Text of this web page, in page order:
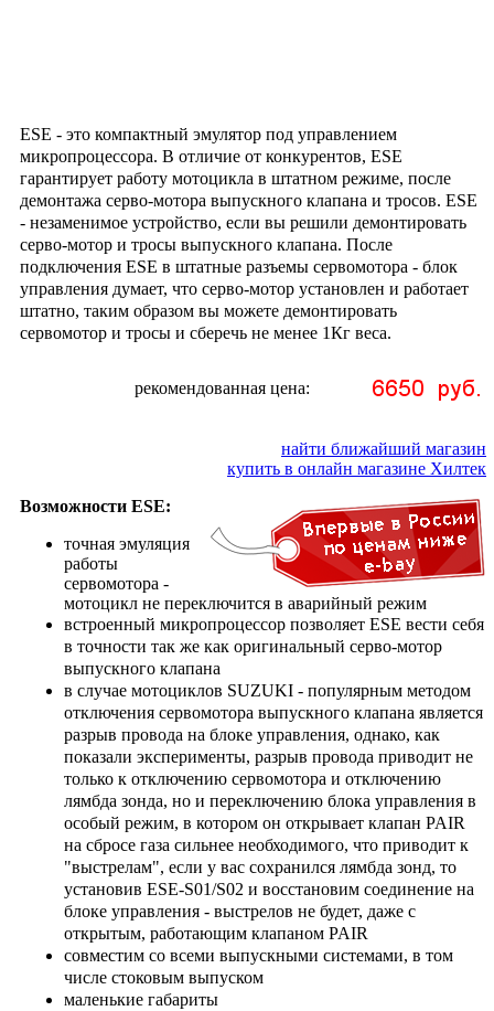
ESE - это компактный эмулятор под управлением
микропроцессора. В отличие от конкурентов, ESE
гарантирует работу мотоцикла в штатном режиме, после
демонтажа серво-мотора выпускного клапана и тросов. ESE
- незаменимое устройство, если вы решили демонтировать
серво-мотор и тросы выпускного клапана. После
подключения ESE в штатные разъемы сервомотора - блок
управления думает, что серво-мотор установлен и работает
штатно, таким образом вы можете демонтировать
сервомотор и тросы и сберечь не менее 1Кг веса.
рекомендованная цена:
найти ближайший магазин
купить в онлайн магазине Хилтек
Возможности ESE:
точная эмуляция
работы
сервомотора -
мотоцикл не переключится в аварийный режим
встроенный микропроцессор позволяет ESE вести себя
в точности так же как оригинальный серво-мотор
выпускного клапана
в случае мотоциклов SUZUKI - популярным методом
отключения сервомотора выпускного клапана является
разрыв провода на блоке управления, однако, как
показали эксперименты, разрыв провода приводит не
только к отключению сервомотора и отключению
лямбда зонда, но и переключению блока управления в
особый режим, в котором он открывает клапан PAIR
на сбросе газа сильнее необходимого, что приводит к
"выстрелам", если у вас сохранился лямбда зонд, то
установив ESE-S01/S02 и восстановим соединение на
блоке управления - выстрелов не будет, даже с
открытым, работающим клапаном PAIR
совместим со всеми выпускными системами, в том
числе стоковым выпуском
маленькие габариты